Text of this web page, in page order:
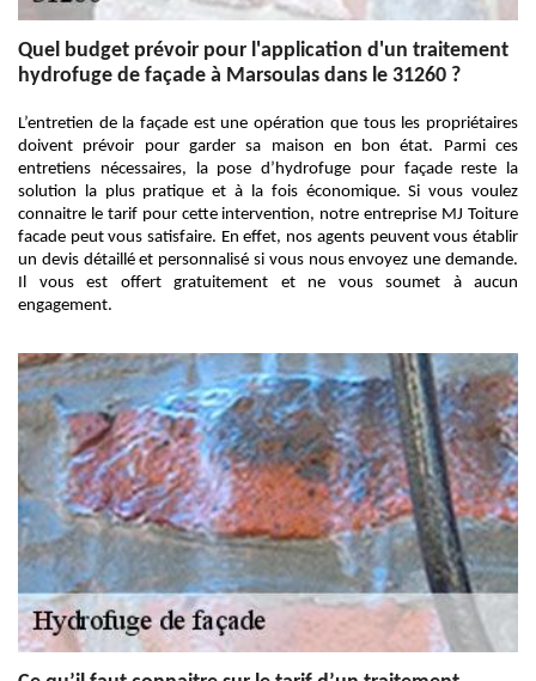
Quel budget prévoir pour l'application d'un traitement
hydrofuge de façade à Marsoulas dans le 31260 ?
L’entretien de la façade est une opération que tous les propriétaires
doivent prévoir pour garder sa maison en bon état. Parmi ces
entretiens nécessaires, la pose d’hydrofuge pour façade reste la
solution la plus pratique et à la fois économique. Si vous voulez
connaitre le tarif pour cette intervention, notre entreprise MJ Toiture
facade peut vous satisfaire. En effet, nos agents peuvent vous établir
un devis détaillé et personnalisé si vous nous envoyez une demande.
Il vous est offert gratuitement et ne vous soumet à aucun
engagement.